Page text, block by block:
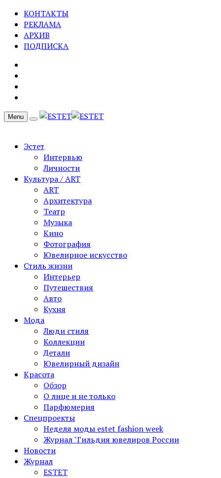
КОНТАКТЫ
РЕКЛАМА
АРХИВ
ПОДПИСКА
Menu
Эстет
Интервью
Личности
Культура / ART
ART
Архитектура
Театр
Музыка
Кино
Фотография
Ювелирное искусство
Стиль жизни
Интерьер
Путешествия
Авто
Кухня
Мода
Люди стиля
Коллекции
Детали
Ювелирный дизайн
Красота
Обзор
О лице и не только
Парфюмерия
Спецпроекты
Неделя моды estet fashion week
Журнал "Гильдия ювелиров России
Новости
Журнал
ESTET